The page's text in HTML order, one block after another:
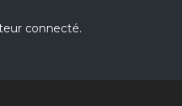
connecté.